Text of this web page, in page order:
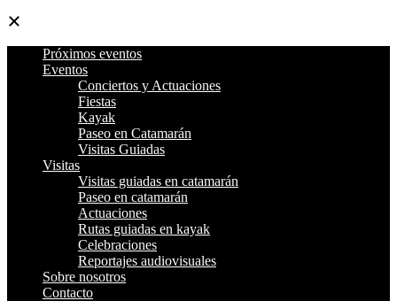
Próximos eventos
Eventos
Conciertos y Actuaciones
Fiestas
Kayak
Paseo en Catamarán
Visitas Guiadas
Visitas
Visitas guiadas en catamarán
Paseo en catamarán
Actuaciones
Rutas guiadas en kayak
Celebraciones
Reportajes audiovisuales
Sobre nosotros
Contacto